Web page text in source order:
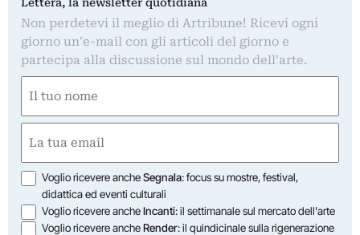
Non perdetevi il meglio di Artribune! Ricevi ogni
giorno un'e-mail con gli articoli del giorno e
partecipa alla discussione sul mondo dell'arte.
(Required)
First
(Required)
Opzioni
Voglio ricevere ancheSegnala: focus su mostre, festival,
didattica ed eventi culturali
Voglio ricevere ancheIncanti: il settimanale sul mercato dell'arte
Voglio ricevere ancheRender: il quindicinale sulla rigenerazione